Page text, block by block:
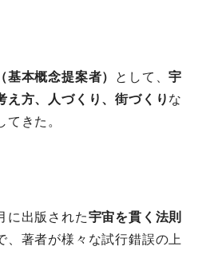
基本概念提案者） として、宇
え方、人づくり、街づくり な
てきた。
に出版された宇宙を貫く法則
、著者が様々な試行錯誤の上